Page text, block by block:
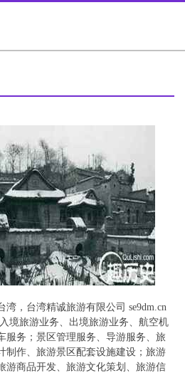
，台湾精诚旅游有限公司 se9dm.cn
境旅游业务、出境旅游业务、航空机
服务；景区管理服务、导游服务、旅
制作、旅游景区配套设施建设；旅游
游商品开发、旅游文化策划、旅游信